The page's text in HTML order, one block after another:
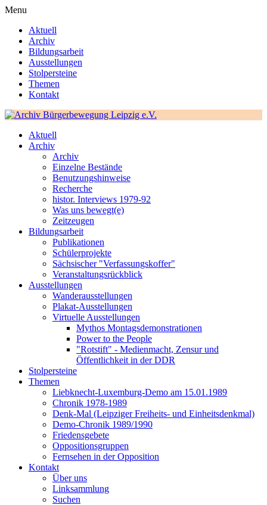
Menu
Aktuell
Archiv
Bildungsarbeit
Ausstellungen
Stolpersteine
Themen
Kontakt
Aktuell
Archiv
Archiv
Einzelne Bestände
Benutzungshinweise
Recherche
histor. Interviews 1979-92
Was uns bewegt(e)
Zeitzeugen
Bildungsarbeit
Publikationen
Schülerprojekte
Sächsischer "Verfassungskoffer"
Veranstaltungsrückblick
Ausstellungen
Wanderausstellungen
Plakat-Ausstellungen
Virtuelle Ausstellungen
Mythos Montagsdemonstrationen
Power to the People
"Rotstift" - Medienmacht, Zensur und
Öffentlichkeit in der DDR
Stolpersteine
Themen
Liebknecht-Luxemburg-Demo am 15.01.1989
Chronik 1978-1989
Denk-Mal (Leipziger Freiheits- und Einheitsdenkmal)
Demo-Chronik 1989/1990
Friedensgebete
Oppositionsgruppen
Fernsehen in der Opposition
Kontakt
Über uns
Linksammlung
Suchen